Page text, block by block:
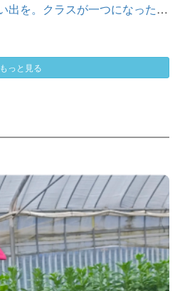
夏休みの前に、最高の思い出を。クラスが一つになったソフトバレ...
もっと見る